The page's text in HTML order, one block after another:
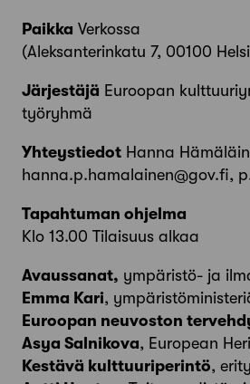
Paikka Verkossa
(Aleksanterinkatu 7, 00100
Järjestäjä Euroopan
työryhmä
Yhteystiedot Hanna
hanna.p.hamalainen@gov.fi,
Tapahtuman ohjelma
Klo 13.00 Tilaisuus alkaa
Avaussanat, ympäristö- ja
Emma Kari,
Euroopan neuvoston
Asya Salnikova, European
Kestävä kulttuuriperintö,